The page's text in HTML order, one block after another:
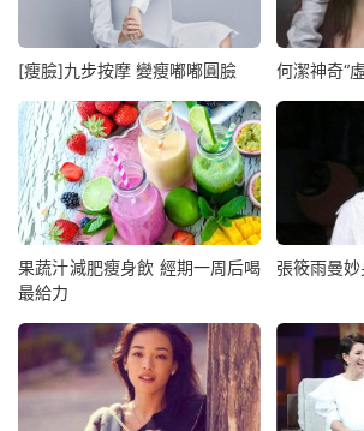
[瘦臉]九步按摩 變瘦嘟嘟圓臉 何潔神奇“
果蔬汁減肥瘦身飲 經期一周后喝
最給力
張筱雨曼